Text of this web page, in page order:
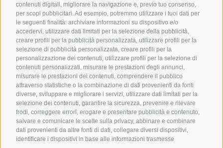
contenuti digitali, migliorare la navigazione e, previo tuo consenso,
per scopi pubblicitari. Ad esempio, potremmo utilizzare i tuoi dati per
le seguenti finalità: archiviare informazioni su dispositivo e/o
accedervi, utilizzare dati limitati per la selezione della pubblicità,
creare profili per la pubblicità personalizzata, utilizzare profili per la
selezione di pubblicità personalizzata, creare profili per la
personalizzazione dei contenuti, utilizzare profili per la selezione di
contenuti personalizzati, misurare le prestazioni degli annunci,
misurare le prestazioni dei contenuti, comprendere il pubblico
attraverso statistiche o la combinazione di dati provenienti da fonti
diverse, sviluppare e migliorare i servizi, utilizzare dati limitati per la
selezione dei contenuti, garantire la sicurezza, prevenire e rilevare
frodi, correggere errori, erogare e presentare pubblicità e contenuto,
salvare e comunicare le scelte sulla privacy, abbinare e combinare
dati provenienti da altre fonti di dati, collegare diversi dispositivi,
identificare i dispositivi in base alle informazioni trasmesse
+39 0472 679 229
info@pensiontauber.com